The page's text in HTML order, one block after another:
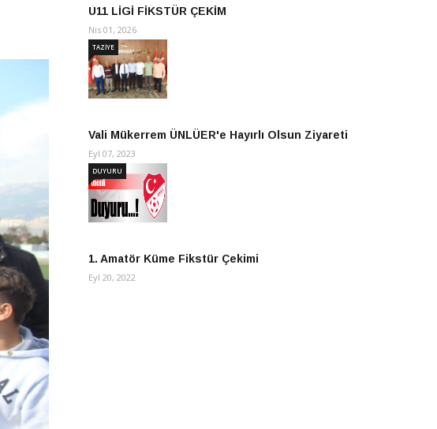
U11 LİGİ FİKSTÜR ÇEKİM
Nis 01, 2026
Vali Mükerrem ÜNLÜER'e Hayırlı Olsun Ziyareti
TAZİYE
Eyl 07, 2023
1. Amatör Küme Fikstür Çekimi
DUYURU
Eyl 20, 2022